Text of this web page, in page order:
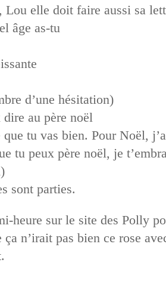
Lou elle doit faire aussi sa
âge as-tu
d’une hésitation)
dire au père noël
que tu vas bien. Pour Noël,
tu peux père noël, je
sont parties.
heure sur le site des Polly
n’irait pas bien ce rose